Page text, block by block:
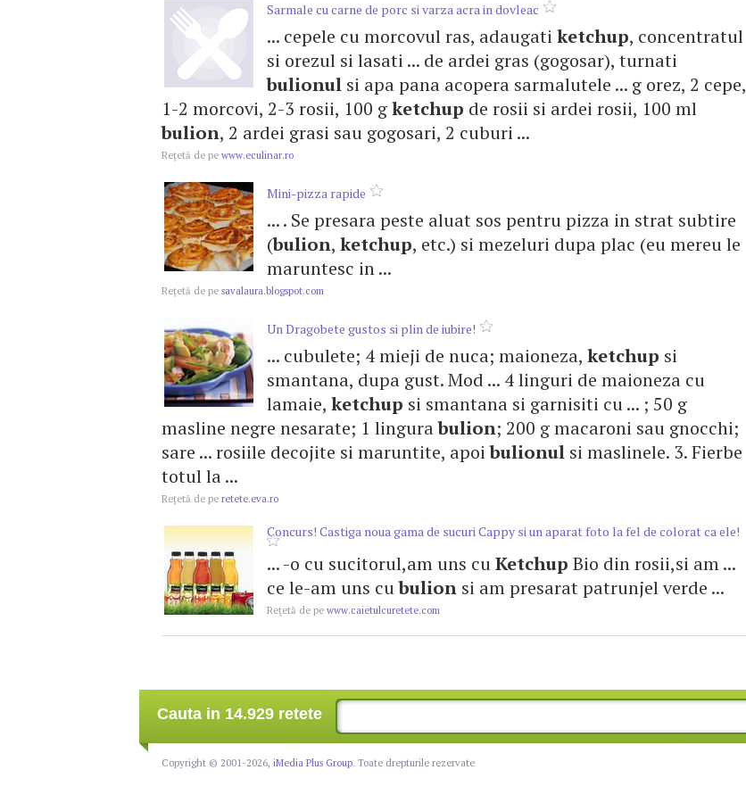
Sarmale cu carne de porc si varza acra in dovleac
... cepele cu morcovul ras, adaugati ketchup, concentratul
si orezul si lasati ... de ardei gras (gogosar), turnati
bulionul si apa pana acopera sarmalutele ... g orez, 2 cepe,
1-2 morcovi, 2-3 rosii, 100 gketchup de rosii si ardei rosii, 100 ml
bulion, 2 ardei grasi sau gogosari, 2 cuburi ...
Reţetă de pe www.eculinar.ro
Mini-pizza rapide
... . Se presara peste aluat sos pentru pizza in strat subtire
(bulion, ketchup, etc.) si mezeluri dupa plac (eu mereu le
maruntesc in ...
Reţetă de pe savalaura.blogspot.com
Un Dragobete gustos si plin de iubire!
... cubulete; 4 mieji de nuca; maioneza, ketchup si
smantana, dupa gust. Mod ... 4 linguri de maioneza cu
lamaie, ketchup si smantana si garnisiti cu ... ; 50 g
masline negre nesarate; 1 lingurabulion; 200 g macaroni sau gnocchi;
sare ... rosiile decojite si maruntite, apoibulionul si maslinele. 3. Fierbe
totul la ...
Reţetă de pe retete.eva.ro
Concurs! Castiga noua gama de sucuri Cappy si un aparat foto la fel de colorat ca ele!
... -o cu sucitorul,am uns cuKetchup Bio din rosii,si am ...
ce le-am uns cubulion si am presarat patrunjel verde ...
Reţetă de pe www.caietulcuretete.com
Cauta in 14.929 retete
Copyright © 2001-2026, iMedia Plus Group. Toate drepturile rezervate